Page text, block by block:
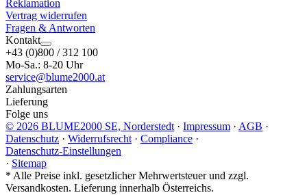
Reklamation
Vertrag widerrufen
Fragen & Antworten
Kontakt
+43 (0)800 / 312 100
Mo-Sa.: 8-20 Uhr
service@blume2000.at
Zahlungsarten
Lieferung
Folge uns
© 2026 BLUME2000 SE, Norderstedt · Impressum · AGB ·
Datenschutz · Widerrufsrecht · Compliance ·
Datenschutz-Einstellungen
· Sitemap
* Alle Preise inkl. gesetzlicher Mehrwertsteuer und zzgl.
Versandkosten. Lieferung innerhalb Österreichs.